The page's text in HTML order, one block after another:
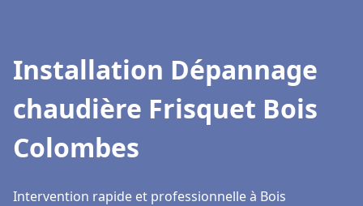
Installation Dépannage
chaudière Frisquet Bois
Colombes
Intervention rapide et professionnelle à Bois